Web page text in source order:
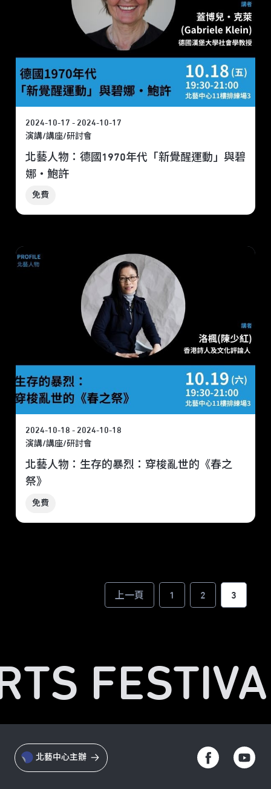
2024-10-17 - 2024-10-17
演講/講座/研討會
北藝人物：德國1970年代「新覺醒運動」與碧
娜・鮑許
免費
2024-10-18 - 2024-10-18
演講/講座/研討會
北藝人物：生存的暴烈：穿梭亂世的《春之
祭》
免費
上一頁 1 2 3
北藝中心主辦